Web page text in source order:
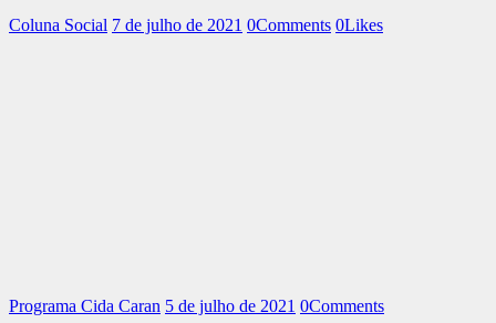
Coluna Social 7 de julho de 2021 0Comments 0Likes
Programa Cida Caran 5 de julho de 2021 0Comments